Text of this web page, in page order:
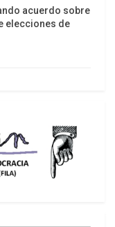
acuerdo sobre
elecciones de